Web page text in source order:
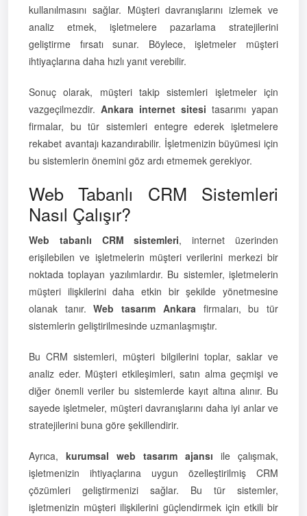
kullanılmasını sağlar. Müşteri davranışlarını izlemek ve
analiz etmek, işletmelere pazarlama stratejilerini
geliştirme fırsatı sunar. Böylece, işletmeler müşteri
ihtiyaçlarına daha hızlı yanıt verebilir.
Sonuç olarak, müşteri takip sistemleri işletmeler için
vazgeçilmezdir. Ankara internet sitesi tasarımı yapan
firmalar, bu tür sistemleri entegre ederek işletmelere
rekabet avantajı kazandırabilir. İşletmenizin büyümesi için
bu sistemlerin önemini göz ardı etmemek gerekiyor.
Web Tabanlı CRM Sistemleri
Nasıl Çalışır?
Web tabanlı CRM sistemleri, internet üzerinden
erişilebilen ve işletmelerin müşteri verilerini merkezi bir
noktada toplayan yazılımlardır. Bu sistemler, işletmelerin
müşteri ilişkilerini daha etkin bir şekilde yönetmesine
olanak tanır.Web tasarım Ankara firmaları, bu tür
sistemlerin geliştirilmesinde uzmanlaşmıştır.
Bu CRM sistemleri, müşteri bilgilerini toplar, saklar ve
analiz eder. Müşteri etkileşimleri, satın alma geçmişi ve
diğer önemli veriler bu sistemlerde kayıt altına alınır. Bu
sayede işletmeler, müşteri davranışlarını daha iyi anlar ve
stratejilerini buna göre şekillendirir.
Ayrıca, kurumsal web tasarım ajansı ile çalışmak,
işletmenizin ihtiyaçlarına uygun özelleştirilmiş CRM
çözümleri geliştirmenizi sağlar. Bu tür sistemler,
işletmenizin müşteri ilişkilerini güçlendirmek için etkili bir